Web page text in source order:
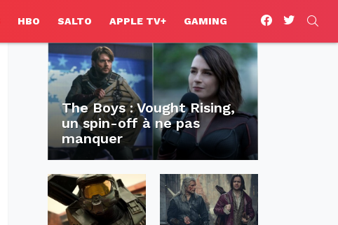
HBO SALTO APPLE TV+ GAMING
facebooktwitter
The Boys : Vought Rising,
un spin-off à ne pas
manquer